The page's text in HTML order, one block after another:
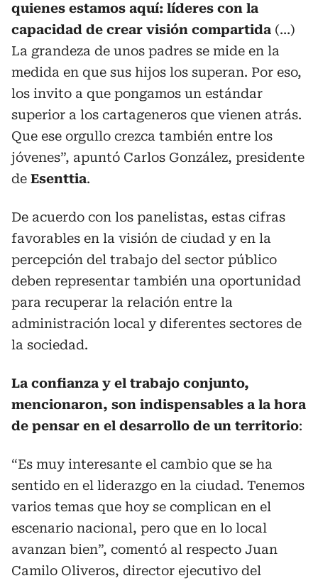
quienes estamos aquí: líderes con la
capacidad de crear visión compartida (…)
La grandeza de unos padres se mide en la
medida en que sus hijos los superan. Por eso,
los invito a que pongamos un estándar
superior a los cartageneros que vienen atrás.
Que ese orgullo crezca también entre los
jóvenes”, apuntó Carlos González, presidente
de Esenttia.
De acuerdo con los panelistas, estas cifras
favorables en la visión de ciudad y en la
percepción del trabajo del sector público
deben representar también una oportunidad
para recuperar la relación entre la
administración local y diferentes sectores de
la sociedad.
La confianza y el trabajo conjunto,
mencionaron, son indispensables a la hora
de pensar en el desarrollo de un territorio:
“Es muy interesante el cambio que se ha
sentido en el liderazgo en la ciudad. Tenemos
varios temas que hoy se complican en el
escenario nacional, pero que en lo local
avanzan bien”, comentó al respecto Juan
Camilo Oliveros, director ejecutivo del